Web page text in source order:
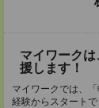
マイワーク
援します！
マイワークでは、
経験からスタート